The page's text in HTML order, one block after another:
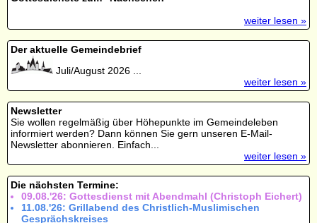
weiter lesen »
Der aktuelle Gemeindebrief
Juli/August 2026 ...
weiter lesen »
Newsletter
Sie wollen regelmäßig über Höhepunkte im Gemeindeleben
informiert werden? Dann können Sie gern unseren E-Mail-
Newsletter abonnieren. Einfach...
weiter lesen »
Die nächsten Termine:
09.08.'26: Gottesdienst mit Abendmahl (Christoph Eichert)
11.08.'26: Grillabend des Christlich-Muslimischen
Gesprächskreises